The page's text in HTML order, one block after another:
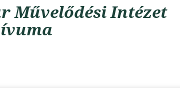
Művelődési Intézet